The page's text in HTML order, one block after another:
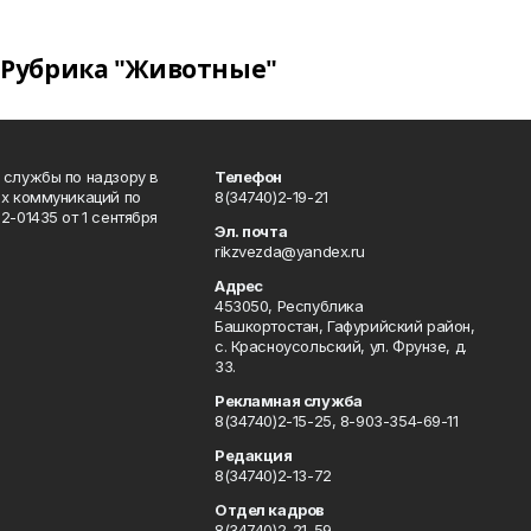
Рубрика "Животные"
по надзору в
коммуникаций по
от 1 сентября
Телефон
8(34740)2-19-21
Эл. почта
rikzvezda@yandex.ru
Адрес
453050, Республика
Башкортостан, Гафурийский район,
с. Красноусольский, ул. Фрунзе, д.
33.
Рекламная служба
8(34740)2-15-25, 8-903-354-69-11
Редакция
8(34740)2-13-72
Отдел кадров